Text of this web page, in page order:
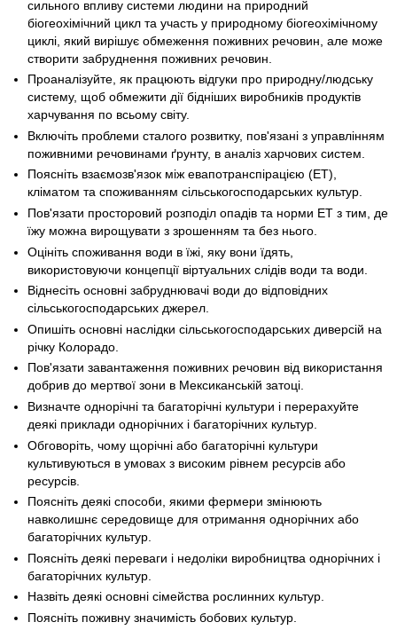
сильного впливу системи людини на природний
біогеохімічний цикл та участь у природному біогеохімічному
циклі, який вирішує обмеження поживних речовин, але може
створити забруднення поживних речовин.
Проаналізуйте, як працюють відгуки про природну/людську
систему, щоб обмежити дії бідніших виробників продуктів
харчування по всьому світу.
Включіть проблеми сталого розвитку, пов'язані з управлінням
поживними речовинами ґрунту, в аналіз харчових систем.
Поясніть взаємозв'язок між евапотранспірацією (ET),
кліматом та споживанням сільськогосподарських культур.
Пов'язати просторовий розподіл опадів та норми ET з тим, де
їжу можна вирощувати з зрошенням та без нього.
Оцініть споживання води в їжі, яку вони їдять,
використовуючи концепції віртуальних слідів води та води.
Віднесіть основні забруднювачі води до відповідних
сільськогосподарських джерел.
Опишіть основні наслідки сільськогосподарських диверсій на
річку Колорадо.
Пов'язати завантаження поживних речовин від використання
добрив до мертвої зони в Мексиканській затоці.
Визначте однорічні та багаторічні культури і перерахуйте
деякі приклади однорічних і багаторічних культур.
Обговоріть, чому щорічні або багаторічні культури
культивуються в умовах з високим рівнем ресурсів або
ресурсів.
Поясніть деякі способи, якими фермери змінюють
навколишнє середовище для отримання однорічних або
багаторічних культур.
Поясніть деякі переваги і недоліки виробництва однорічних і
багаторічних культур.
Назвіть деякі основні сімейства рослинних культур.
Поясніть поживну значимість бобових культур.